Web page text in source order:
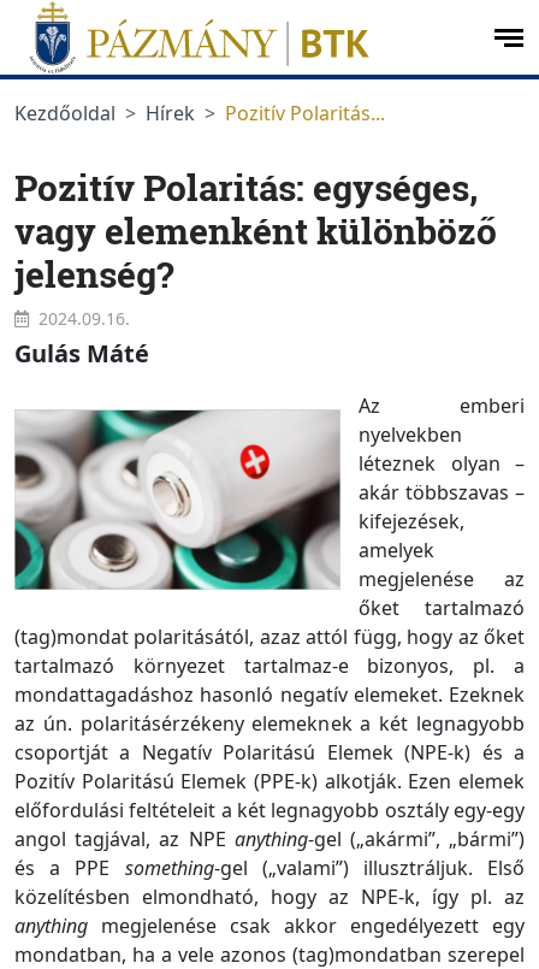
Ugrás a menüre
Ugrás a tartalomra
Kezdőoldal
Hírek Pozitív Polaritás...
Pozitív Polaritás: egységes,
vagy elemenként különböző
jelenség?
2024.09.16.
Gulás Máté
Az emberi
nyelvekben
léteznek olyan –
akár többszavas –
kifejezések,
amelyek
megjelenése az
őket tartalmazó
(tag)mondat polaritásától, azaz attól függ, hogy az őket
tartalmazó környezet tartalmaz-e bizonyos, pl. a
mondattagadáshoz hasonló negatív elemeket. Ezeknek
az ún. polaritásérzékeny elemeknek a két legnagyobb
csoportját a Negatív Polaritású Elemek (NPE-k) és a
Pozitív Polaritású Elemek (PPE-k) alkotják. Ezen elemek
előfordulási feltételeit a két legnagyobb osztály egy-egy
angol tagjával, az NPE anything-gel („akármi”, „bármi”)
és a PPE something-gel („valami”) illusztráljuk. Első
közelítésben elmondható, hogy az NPE-k, így pl. az
anything megjelenése csak akkor engedélyezett egy
mondatban, ha a vele azonos (tag)mondatban szerepel